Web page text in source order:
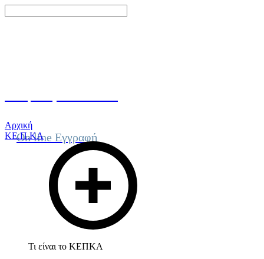
On line Εγγραφή
Αρχική
ΚΕ.Π.ΚΑ
Τι είναι το ΚΕΠΚΑ